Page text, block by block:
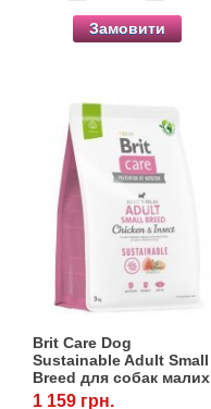
Замовити
Brit Care Dog
Sustainable Adult Small
Breed для собак малих
порід з куркою та
1 159 грн.